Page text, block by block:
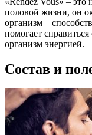
половой жизни, он
организм –
помогает
организм энергией.
Состав и